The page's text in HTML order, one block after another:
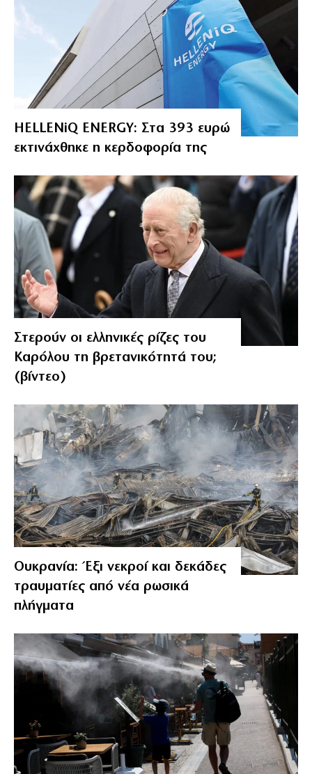
HELLENiQ ENERGY: Στα 393 ευρώ
εκτινάχθηκε η κερδοφορία της
Στερούν οι ελληνικές ρίζες του
Καρόλου τη βρετανικότητά του;
(βίντεο)
Ουκρανία: Έξι νεκροί και δεκάδες
τραυματίες από νέα ρωσικά
πλήγματα